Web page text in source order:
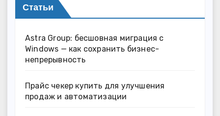
Статьи
Astra Group: бесшовная миграция с
Windows — как сохранить бизнес-
непрерывность
Прайс чекер купить для улучшения
продаж и автоматизации